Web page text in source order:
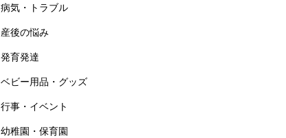
病気・トラブル
産後の悩み
発育発達
ベビー用品・グッズ
行事・イベント
幼稚園・保育園